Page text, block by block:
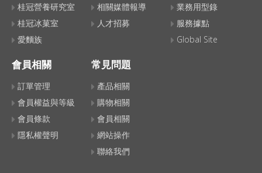
桂冠營養研究室
桂冠冰菓室
愛麵族
相關媒體報導
人才招募
業務用型錄
服務據點
Global Site
會員相關
訂單管理
會員權益與等級
會員條款
隱私權聲明
常見問題
產品相關
購物相關
會員相關
網站操作
聯絡我們